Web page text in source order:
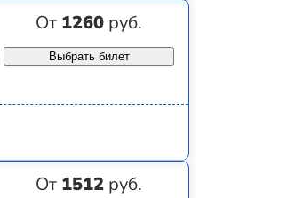
От 1260 руб.
Выбрать билет
От 1512 руб.